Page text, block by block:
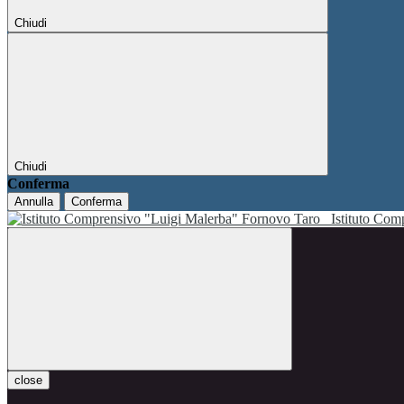
Chiudi
Chiudi
Conferma
Annulla Conferma
Istituto
close